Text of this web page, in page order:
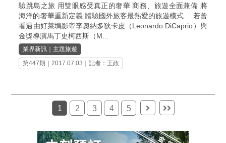
驗跳島之旅 用雙眼感受真正的奢華 商務、旅遊全面兼備 將
海洋的奢華重新定義 體驗國外旅客最熱愛的旅遊模式 若曾
看過由好萊塢影帝李奧納多狄卡皮（Leonardo DiCaprio）與
金獎導演馬丁史柯西斯（M...
業界新訊 ｜ 主題旅遊
第447期 ｜2017.07.03｜記者：王政
1 2 3 4 5